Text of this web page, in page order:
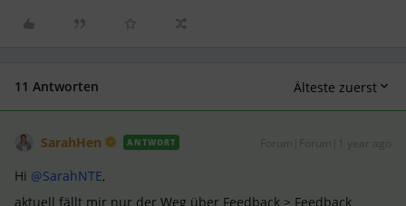
11 Antworten Älteste zuerst
SarahHen ANTWORT
Hi ​ @SarahNTE,
aktuell fällt mir nur der Weg über Feedback > Feedback